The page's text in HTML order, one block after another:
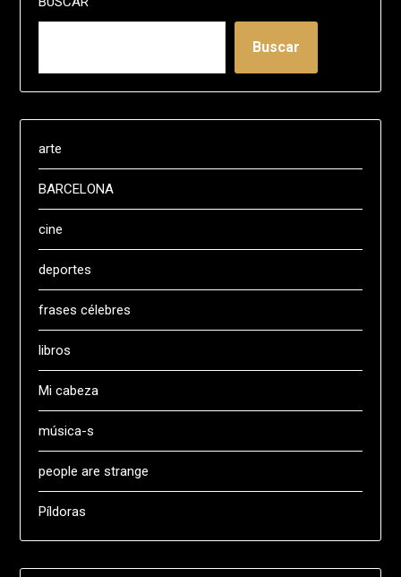
Buscar
arte
BARCELONA
cine
deportes
frases célebres
libros
Mi cabeza
música-s
people are strange
Píldoras